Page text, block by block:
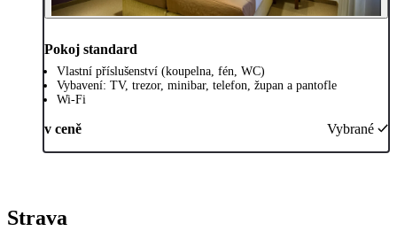
Pokoj standard
Vlastní příslušenství (koupelna, fén, WC)
Vybavení: TV, trezor, minibar, telefon, župan a pantofle
Wi-Fi
v ceně Vybrané
Strava